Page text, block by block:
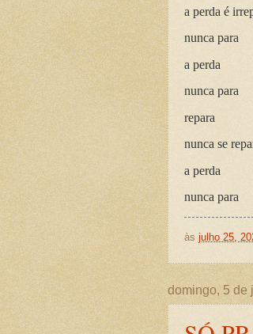
a perda é
nunca para
a perda
nunca para
repara
nunca se
a perda
nunca para
às julho 25,
domingo, 5 de